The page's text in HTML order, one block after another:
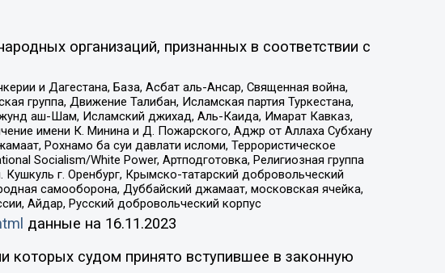
организаций, признанных в соответствии с
и Дагестана, База, Асбат аль-Ансар, Священная война,
группа, Движение Талибан, Исламская партия Туркестана,
аш-Шам, Исламский джихад, Аль-Каида, Имарат Кавказ,
имени К. Минина и Д. Пожарского, Аджр от Аллаха Субхану
Рохнамо ба суи давлати исломи, Террористическое
Socialism/White Power, Артподготовка, Религиозная группа
г. Оренбург, Крымско-татарский добровольческий
самооборона, Дуббайский джамаат, московская ячейка,
Айдар, Русский добровольческий корпус
данные на 16.11.2023
которых судом принято вступившее в законную